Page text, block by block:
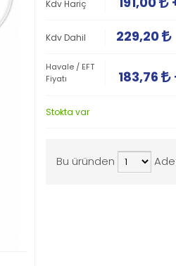
Kdv Hariç
Kdv Dahil 229,20
Havale / EFT
Fiyatı
183,76
Stokta var
Bu üründen